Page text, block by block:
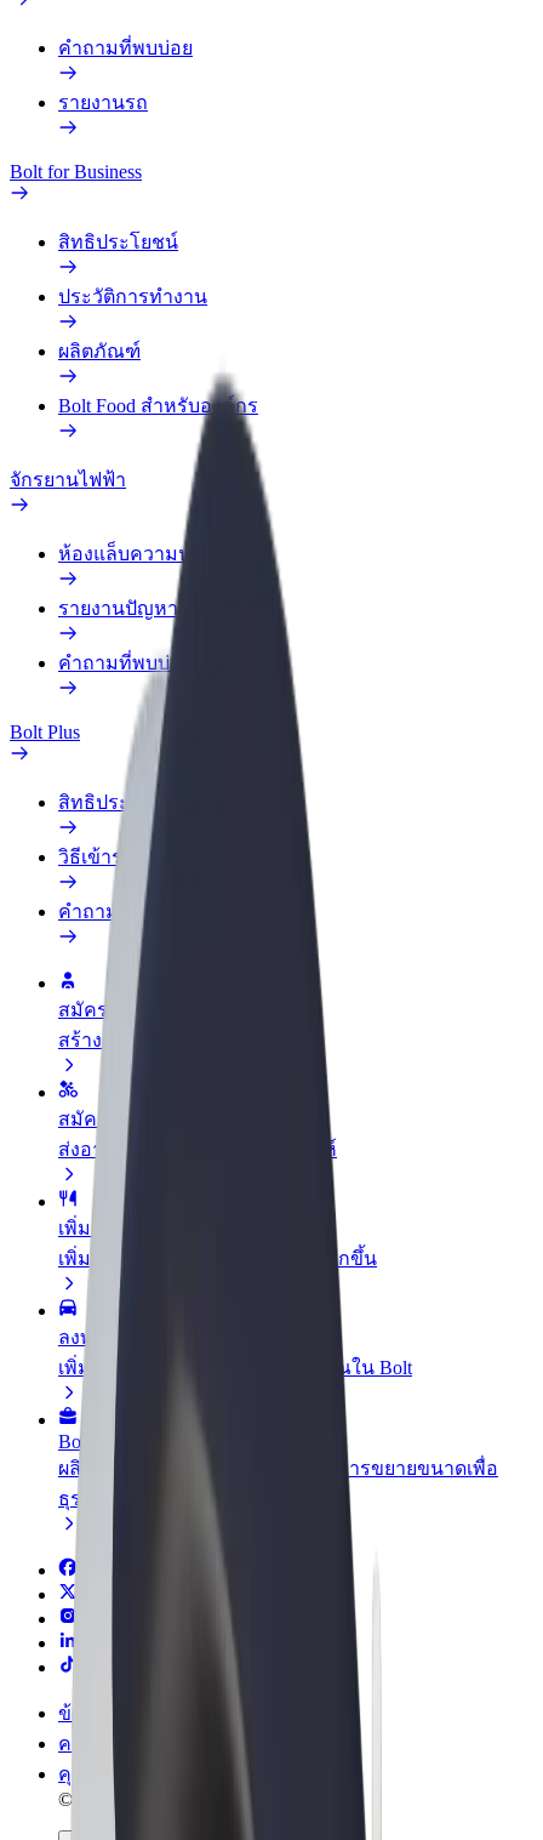
คำถามที่พบบ่อย
รายงานรถ
Bolt for Business
สิทธิประโยชน์
ประวัติการทำงาน
ผลิตภัณฑ์
Bolt Food สำหรับองค์กร
จักรยานไฟฟ้า
ห้องแล็บความปลอดภัย
รายงานปัญหา
คำถามที่พบบ่อย
Bolt Plus
สิทธิประโยชน์
วิธีเข้าร่วม
คำถามที่พบบ่อย
สมัครเป็นคนขับ
สร้างรายได้ในแบบของคุณ
สมัครเป็นคนส่งพัสดุ
ส่งอาหารและรับรายได้ทุกสัปดาห์
เพิ่มร้านอาหารหรือร้านค้า
เพิ่มรายได้ด้วยการเข้าถึงลูกค้ามากขึ้น
ลงทะเบียนเป็นเจ้าของฟลีท
เพิ่มรายได้ด้วยการเพิ่มฟลีทของคุณใน Bolt
Bolt for Business
ผลิตภัณฑ์และบริการของ Bolt ที่มีการขยายขนาดเพื่อ
ธุรกิจของคุณ
ข้อกำหนด และเงื่อนไข
ความเป็นส่วนตัว
คุกกี้
© 2026 Bolt Technology OÜ